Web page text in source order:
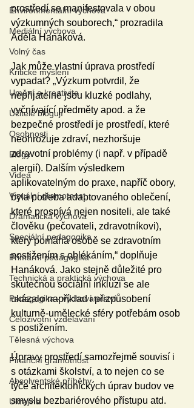
Environmentální výchova
Mediální výchova
Volný čas
Kritické myšlení
Umění a kreativita
Učitelé blogují
Osobnosti
Blogy
Videa
Vizuální gramotnost
Dramatická výchova
Speciální pedagogika
Primární pedagogika
Technická a praktická výchova
Pedagogika - vychovatelství
Celoživotní vzdělávání
Tělesná výchova
Finanční gramotnost
Absolventské příběhy
Ukrajina
prostředí se manifestovala v obou
výzkumných souborech,“ prozradila
Adéla Hanáková.
Jak může vlastní úprava prostředí
vypadat? „Výzkum potvrdil, že
nepřijatelné jsou kluzké podlahy,
vyčnívající předměty apod. a že
bezpečné prostředí je prostředí, které
neohrožuje zdraví, nezhoršuje
zdravotní problémy (i např. v případě
alergií). Dalším výsledkem
aplikovatelným do praxe, napříč obory,
byla potřeba adaptovaného oblečení,
které prospívá nejen nositeli, ale také
člověku (pečovateli, zdravotníkovi),
který pomáhá osobě se zdravotním
postižením s oblékáním,“ doplňuje
Hanáková. Jako stejně důležité pro
skutečnou sociální inkluzi se ale
ukázalo například i přizpůsobení
kulturně-umělecké sféry potřebám osob
s postižením.
Úpravy prostředí samozřejmě souvisí i
s otázkami školství, a to nejen co se
týče architektonických úprav budov ve
smyslu bezbariérového přístupu atd.